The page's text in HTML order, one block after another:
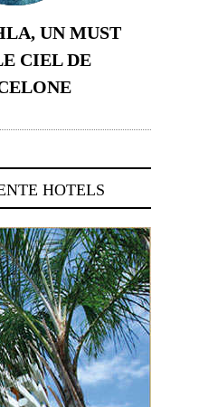
UN MUST
CIEL DE
HOTELS